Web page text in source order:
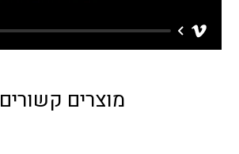
מוצרים קשורים